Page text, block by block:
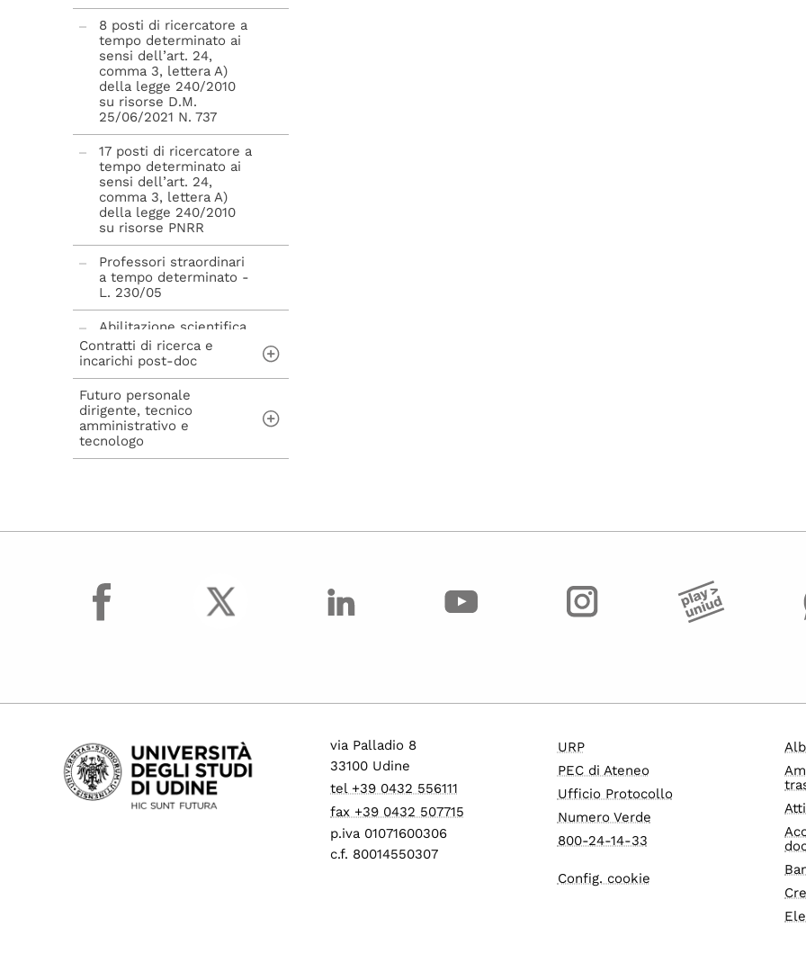
8 posti di ricercatore a
tempo determinato ai
sensi dell’art. 24,
comma 3, lettera A)
della legge 240/2010
su risorse D.M.
25/06/2021 N. 737
17 posti di ricercatore a
tempo determinato ai
sensi dell’art. 24,
comma 3, lettera A)
della legge 240/2010
su risorse PNRR
Professori straordinari
a tempo determinato -
L. 230/05
Abilitazione scientifica
nazionale - L. 240/10
Contratti di ricerca e
incarichi post-doc
Contratti di ricerca ai
sensi dell'art. 22 della
Legge n. 240/2010
Incarichi post-doc ai
Futuro personale
dirigente, tecnico
amministrativo e
tecnologo
Dirigente, Tecnologo e
Procedure di mobilità
per personale tecnico
amministrativo
esperti linguistici
Assunzioni Tecnologi
tempo determinato
facebook
via Palladio 8
33100 Udine
tel +39 0432 556111
fax +39 0432 507715
p.iva 01071600306
c.f. 80014550307
URP
PEC di Ateneo
Ufficio Protocollo
Numero Verde
800-24-14-33
Config. cookie